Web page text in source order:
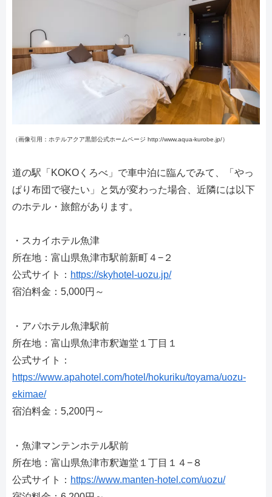
（画像引用：ホテルアクア黒部公式ホームページ http://www.aqua-kurobe.jp/）
道の駅「KOKOくろべ」で車中泊に臨んでみて、「やっ
ぱり布団で寝たい」と気が変わった場合、近隣には以下
のホテル・旅館があります。
・スカイホテル魚津
所在地：富山県魚津市駅前新町４−２
公式サイト： https://skyhotel-uozu.jp/
宿泊料金：5,000円～
・アパホテル魚津駅前
所在地：富山県魚津市釈迦堂１丁目１
公式サイト：
https://www.apahotel.com/hotel/hokuriku/toyama/uozu-
ekimae/
宿泊料金：5,200円～
・魚津マンテンホテル駅前
所在地：富山県魚津市釈迦堂１丁目１４−８
公式サイト： https://www.manten-hotel.com/uozu/